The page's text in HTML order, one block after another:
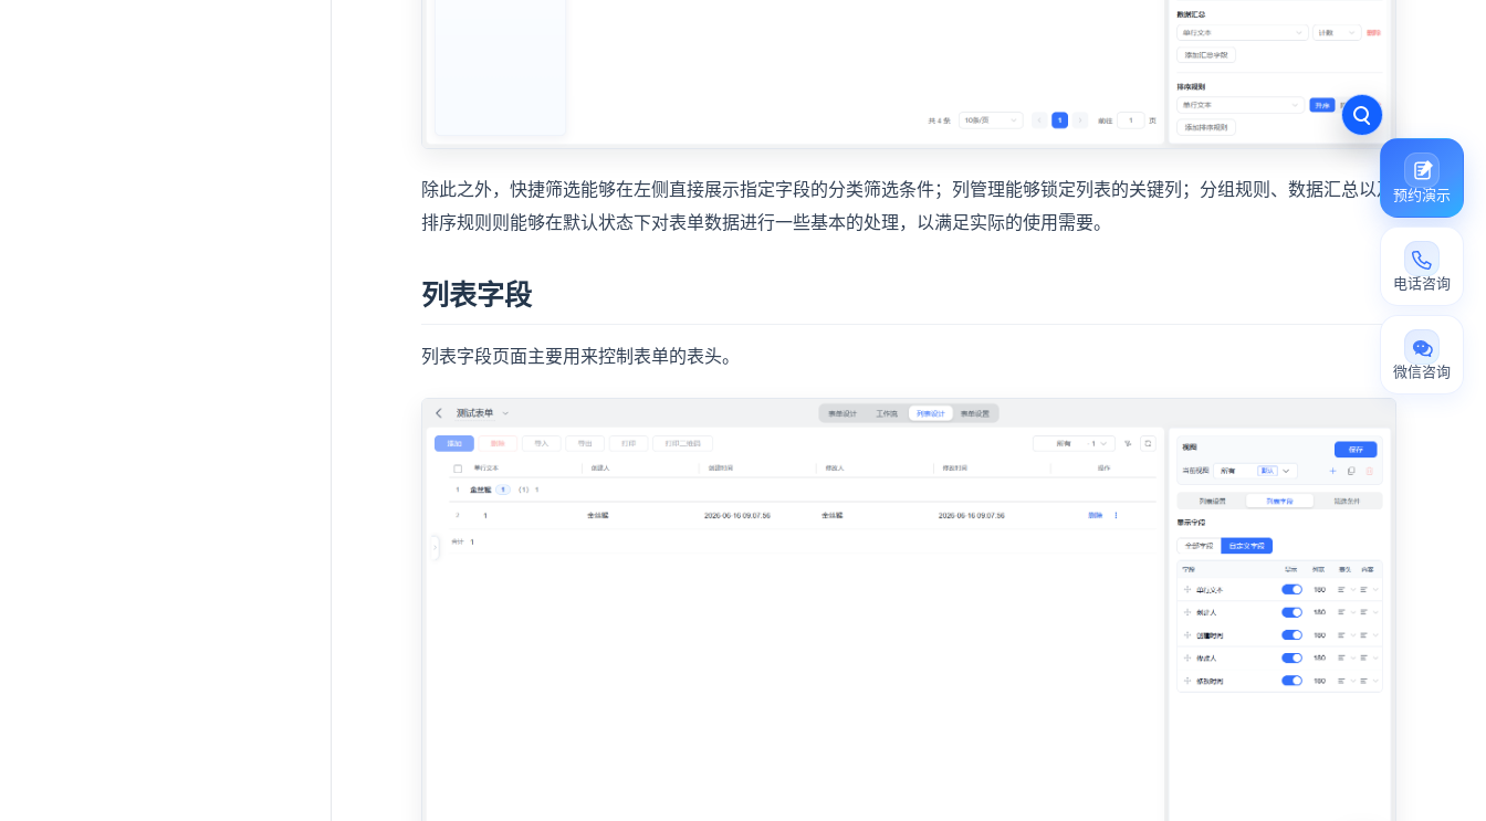
除此之外，快捷筛选能够在左侧直接展示指定字段的分类筛选条件；列管理能够锁定列表的关键列；分组规则、数据汇总以及
排序规则则能够在默认状态下对表单数据进行一些基本的处理，以满足实际的使用需要。
列表字段
列表字段页面主要用来控制表单的表头。
预约演示
电话咨询
微信咨询